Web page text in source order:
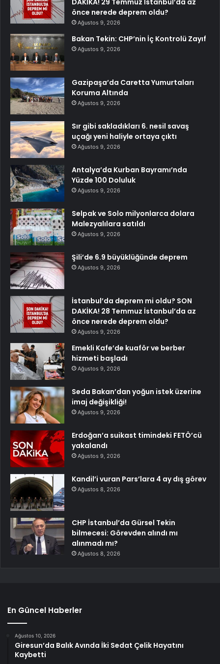
önce nerede deprem oldu?
Ağustos 9, 2026
Bakan Tekin: CHP’nin İç Kontrolü Zayıf
Ağustos 9, 2026
Gazipaşa’da Caretta Yumurtaları
Koruma Altında
Ağustos 9, 2026
Sır gibi sakladıkları 6. nesil savaş
uçağı yeni haliyle ortaya çıktı
Ağustos 9, 2026
Antalya’da Kurban Bayramı’nda
Yüzde 100 Doluluk
Ağustos 9, 2026
Selpak ve Solo milyonlarca dolara
Malezyalılara satıldı
Ağustos 9, 2026
Şili’de 6.9 büyüklüğünde deprem
Ağustos 9, 2026
İstanbul’da deprem mi oldu? SON
DAKİKA! 28 Temmuz İstanbul’da az
önce nerede deprem oldu?
Ağustos 9, 2026
Emekli Kafe’de kuaför ve berber
hizmeti başladı
Ağustos 9, 2026
Seda Bakan’dan yoğun istek üzerine
imaj değişikliği!
Ağustos 9, 2026
Erdoğan’a suikast timindeki FETÖ’cü
yakalandı
Ağustos 9, 2026
Kandil’i vuran Pars’lara 4 ay dış görev
Ağustos 8, 2026
CHP İstanbul’da Gürsel Tekin
bilmecesi: Görevden alındı mı
alınmadı mı?
Ağustos 8, 2026
En Güncel Haberler
Ağustos 10, 2026
Giresun’da Balık Avında İki Sedat Çelik Hayatını
Kaybetti